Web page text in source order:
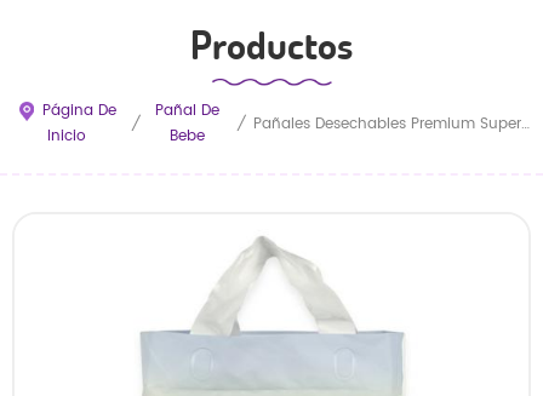
Productos
Página De
Inicio
/
Pañal De
Bebe
/ Pañales Desechables Premium Superabsorbentes Para Bebés, Venta Al Por Mayor Personalizada Con OEM Y Muestras Gratuitas.